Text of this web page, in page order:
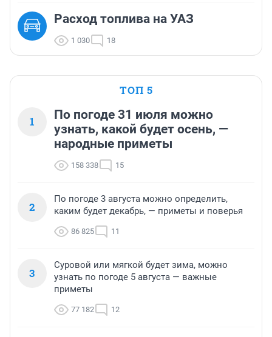
Расход топлива на УАЗ
1 030 18
ТОП 5
1
По погоде 31 июля можно
узнать, какой будет осень, —
народные приметы
158 338 15
2
По погоде 3 августа можно определить,
каким будет декабрь, — приметы и поверья
86 825 11
3
Суровой или мягкой будет зима, можно
узнать по погоде 5 августа — важные
приметы
77 182 12